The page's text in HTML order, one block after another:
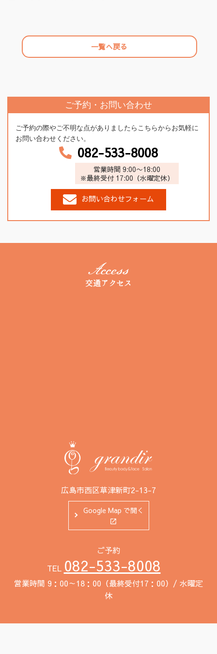
一覧へ戻る
ご予約・お問い合わせ
ご予約の際やご不明な点がありましたらこちらからお気軽に
お問い合わせください。
082-533-8008
営業時間 9:00〜18:00
※最終受付 17:00（水曜定休）
お問い合わせフォーム
交通アクセス
広島市西区草津新町2-13-7
Google Map で開く
ご予約
TEL 082-533-8008
営業時間 9：00～18：00（最終受付17：00）/ 水曜定
休